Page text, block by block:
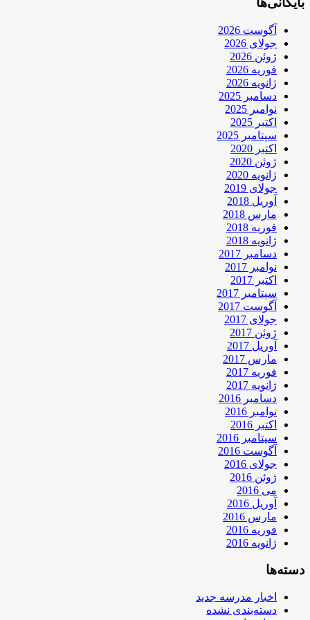
آگوست 2026
جولای 2026
ژوئن 2026
فوریه 2026
ژانویه 2026
دسامبر 2025
نوامبر 2025
اکتبر 2025
سپتامبر 2025
اکتبر 2020
ژوئن 2020
ژانویه 2020
جولای 2019
آوریل 2018
مارس 2018
فوریه 2018
ژانویه 2018
دسامبر 2017
نوامبر 2017
اکتبر 2017
سپتامبر 2017
آگوست 2017
جولای 2017
ژوئن 2017
آوریل 2017
مارس 2017
فوریه 2017
ژانویه 2017
دسامبر 2016
نوامبر 2016
اکتبر 2016
سپتامبر 2016
آگوست 2016
جولای 2016
ژوئن 2016
می 2016
آوریل 2016
مارس 2016
فوریه 2016
ژانویه 2016
دسته‌ها
اخبار مدرسه جدید
دسته‌بندی نشده